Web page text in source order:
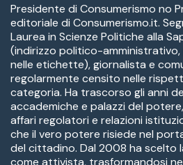
Presidente di Consumerismo no
editoriale di Consumerismo.it.
Laurea in Scienze Politiche alla
(indirizzo politico-
nelle etichette), giornalista e
regolarmente censito nelle
categoria. Ha trascorso gli anni
accademiche e palazzi del
affari regolatori e relazioni
che il vero potere risiede nel
del cittadino. Dal 2008 ha scelto
come attivista, trasformandosi